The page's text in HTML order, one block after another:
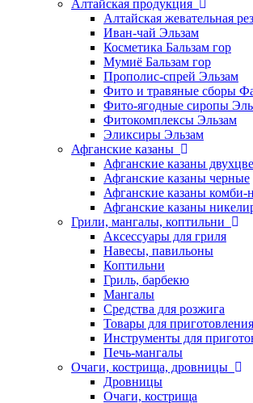
Алтайская продукция
Алтайская жевательная
Иван-чай Эльзам
Косметика Бальзам гор
Мумиё Бальзам гор
Прополис-спрей Эльзам
Фито и травяные сборы
Фито-ягодные сиропы
Фитокомплексы Эльзам
Эликсиры Эльзам
Афганские казаны
Афганские казаны
Афганские казаны черные
Афганские казаны комби-
Афганские казаны
Грили, мангалы, коптильни
Аксессуары для гриля
Навесы, павильоны
Коптильни
Гриль, барбекю
Мангалы
Средства для розжига
Товары для
Инструменты для
Печь-мангалы
Очаги, кострища, дровницы
Дровницы
Очаги, кострища